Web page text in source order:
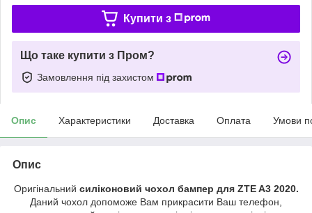
Купити з
Що таке купити з Пром?
Замовлення під захистом
Опис Характеристики Доставка Оплата Умови
Опис
Оригінальний силіконовий чохол бампер для ZTE A3 2020.
Даний чохол допоможе Вам прикрасити Ваш телефон,